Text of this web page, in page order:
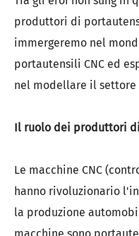
produttori di
immergeremo nel
portautensili CNC ed
nel modellare il
Il ruolo dei produttori
Le macchine CNC
hanno rivoluzionario
la produzione